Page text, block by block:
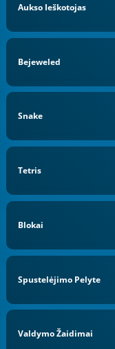
Aukso Ieškotojas
Bejeweled
Snake
Tetris
Blokai
Spustelėjimo Pelyte
Valdymo Žaidimai